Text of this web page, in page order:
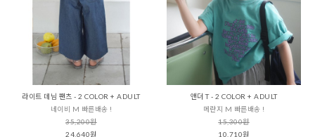
라이트 데님 팬츠 - 2 COLOR + ADULT
네이비 M 빠른배송 !
35,200원
24,640원
앤더 T - 2 COLOR + ADULT
메란지 M 빠른배송 !
15,300원
10,710원